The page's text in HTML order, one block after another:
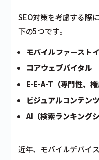
SEO対策を考慮する際
下の5つです。
モバイルファースト
コアウェブバイタル
E-E-A-T（専門性、権
ビジュアルコンテンツ
AI（検索ランキングシ
近年、モバイルデバイ